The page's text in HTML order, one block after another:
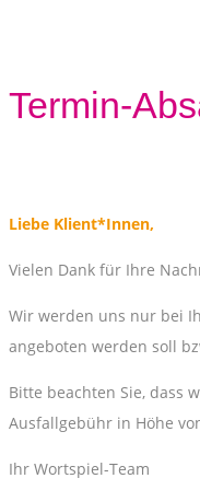
Termin-
Liebe Klient*Innen,
Vielen Dank für Ihre
Wir werden uns nur bei
angeboten werden soll
Bitte beachten Sie, dass
Ausfallgebühr in Höhe
Ihr Wortspiel-Team